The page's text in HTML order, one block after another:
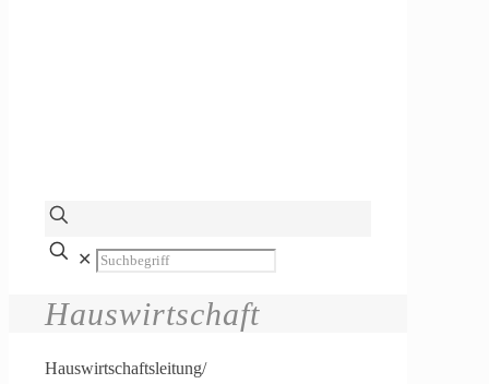
✕
Hauswirtschaft
Hauswirtschaftsleitung/